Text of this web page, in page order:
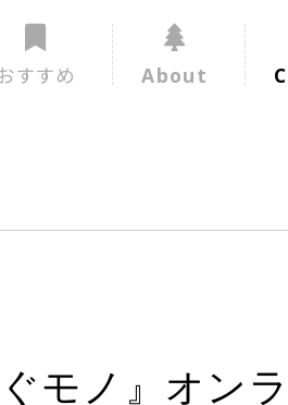
すすめ About
モノ』オンラ